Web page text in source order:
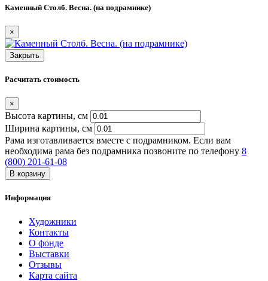
Каменный Столб. Весна. (на подрамнике)
×
Закрыть
Расчитать стоимость
×
Высота картины, см
Ширина картины, cм
Рама изготавливается вместе с подрамником. Если вам
необходима рама без подрамника позвоните по телефону 8
(800) 201-61-08
В корзину
Информация
Художники
Контакты
О фонде
Выставки
Отзывы
Карта сайта